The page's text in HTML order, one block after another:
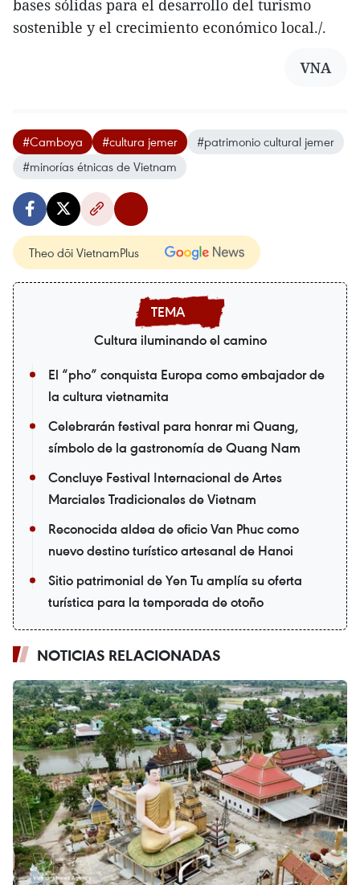
bases sólidas para el desarrollo del turismo
sostenible y el crecimiento económico local./.
VNA
#Camboya #cultura jemer
#patrimonio cultural jemer
#minorías étnicas de Vietnam
Theo dõi VietnamPlus
Cultura iluminando el camino
El “pho” conquista Europa como embajador de
la cultura vietnamita
Celebrarán festival para honrar mi Quang,
símbolo de la gastronomía de Quang Nam
Concluye Festival Internacional de Artes
Marciales Tradicionales de Vietnam
Reconocida aldea de oficio Van Phuc como
nuevo destino turístico artesanal de Hanoi
Sitio patrimonial de Yen Tu amplía su oferta
turística para la temporada de otoño
NOTICIAS RELACIONADAS